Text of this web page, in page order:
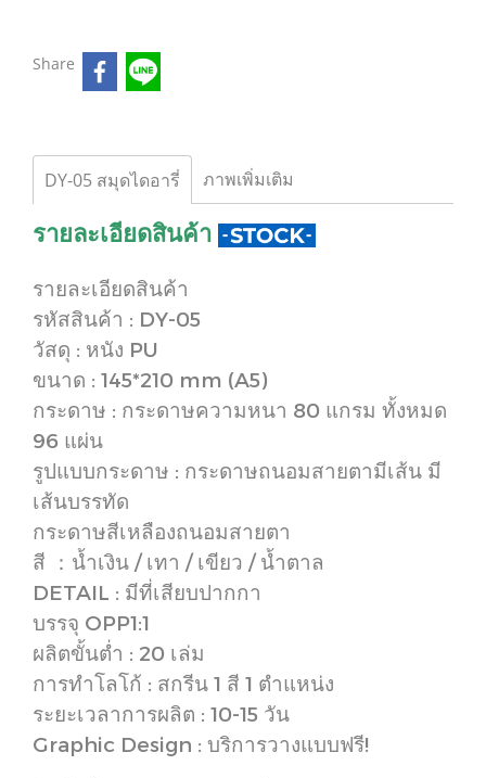
Share
DY-05 สมุดไดอารี่ ภาพเพิ่มเติม
รายละเอียดสินค้า
รายละเอียดสินค้า
รหัสสินค้า : DY-05
วัสดุ : หนัง PU
ขนาด : 145*210 mm (A5)
กระดาษ : กระดาษความหนา 80 แกรม ทั้งหมด
96 แผ่น
รูปแบบกระดาษ : กระดาษถนอมสายตามีเส้น มี
เส้นบรรทัด
กระดาษสีเหลืองถนอมสายตา
สี ：น้ำเงิน / เทา / เขียว / น้ำตาล
DETAIL : มีที่เสียบปากกา
บรรจุ OPP1:1
ผลิตขั้นต่ำ : 20 เล่ม
การทำโลโก้ : สกรีน 1 สี 1 ตำแหน่ง
ระยะเวลาการผลิต : 10-15 วัน
Graphic Design : บริการวางแบบฟรี!